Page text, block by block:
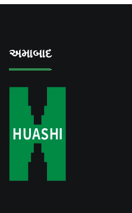
અમાબાદ